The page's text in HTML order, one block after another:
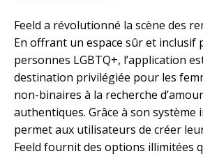
Feeld a révolutionné la scène des
En offrant un espace sûr et inclusif
personnes LGBTQ+, l’application
destination privilégiée pour les
non-binaires à la recherche
authentiques. Grâce à son système
permet aux utilisateurs de créer
Feeld fournit des options illimitées